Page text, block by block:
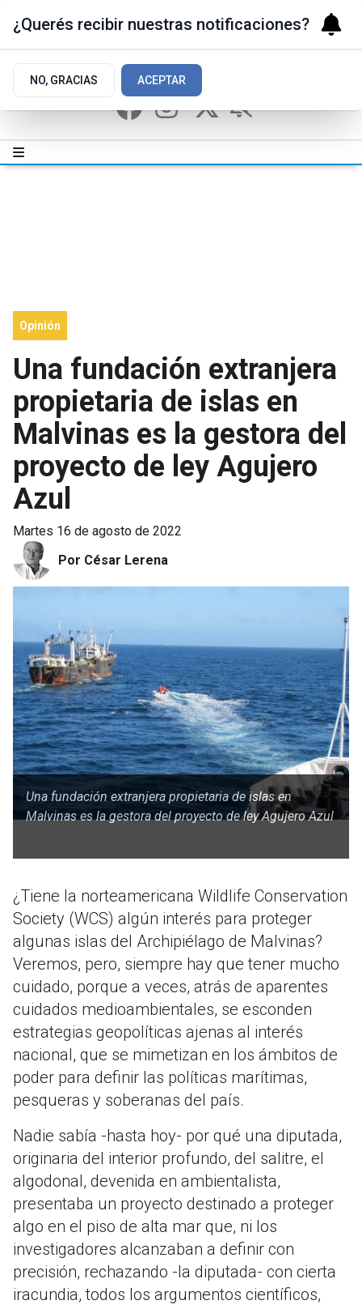
Opinión
Una fundación extranjera
propietaria de islas en
Malvinas es la gestora del
proyecto de ley Agujero
Azul
martes 16 de agosto de 2022
Por César Lerena
Una fundación extranjera propietaria de islas en
Malvinas es la gestora del proyecto de ley Agujero Azul
¿Tiene la norteamericana Wildlife Conservation
Society (WCS) algún interés para proteger
algunas islas del Archipiélago de Malvinas?
Veremos, pero, siempre hay que tener mucho
cuidado, porque a veces, atrás de aparentes
cuidados medioambientales, se esconden
estrategias geopolíticas ajenas al interés
nacional, que se mimetizan en los ámbitos de
poder para definir las políticas marítimas,
pesqueras y soberanas del país.
Nadie sabía -hasta hoy- por qué una diputada,
originaria del interior profundo, del salitre, el
algodonal, devenida en ambientalista,
presentaba un proyecto destinado a proteger
algo en el piso de alta mar que, ni los
investigadores alcanzaban a definir con
precisión, rechazando -la diputada- con cierta
iracundia, todos los argumentos científicos,
¿Querés recibir nuestras notificaciones?
NO, GRACIAS ACEPTAR